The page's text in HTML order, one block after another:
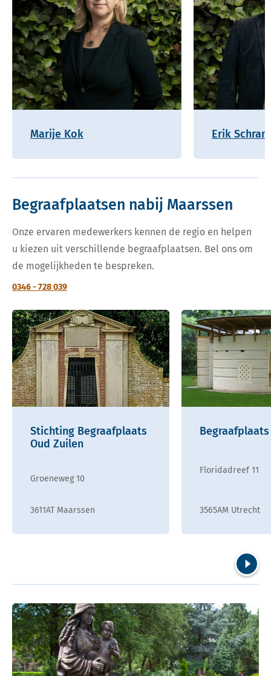
Marije Kok Erik
Begraafplaatsen nabij Maarssen
Onze ervaren medewerkers kennen de regio en helpen
u kiezen uit verschillende begraafplaatsen. Bel ons om
de mogelijkheden te bespreken.
0346 - 728 039
Stichting Begraafplaats
Oud Zuilen
Groeneweg 10
3611AT Maarssen
Floridadreef 11
3565AM Utrecht